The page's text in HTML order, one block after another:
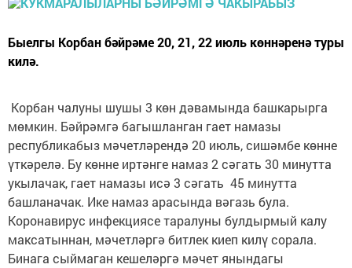
Быелгы Корбан бәйрәме 20, 21, 22 июль көннәренә туры
килә.
Корбан чалуны шушы 3 көн дәвамында башкарырга
мөмкин. Бәйрәмгә багышланган гает намазы
республикабыз мәчетләрендә 20 июль, сишәмбе көнне
үткәрелә. Бу көнне иртәнге намаз 2 сәгать 30 минутта
укылачак, гает намазы исә 3 сәгать 45 минутта
башланачак. Ике намаз арасында вәгазь була.
Коронавирус инфекциясе таралуны булдырмый калу
максатыннан, мәчетләргә битлек киеп килү сорала.
Бинага сыймаган кешеләргә мәчет янындагы